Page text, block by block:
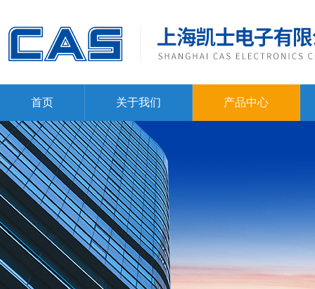
首页 关于我们 产品中心